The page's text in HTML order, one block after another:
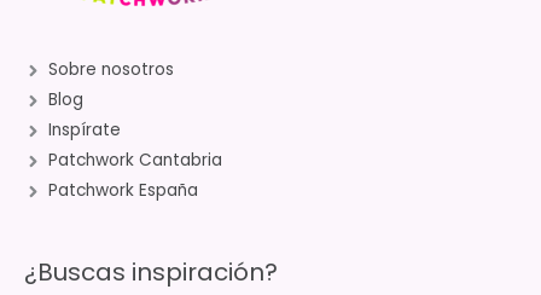
Sobre nosotros
Blog
Inspírate
Patchwork Cantabria
Patchwork España
¿Buscas inspiración?